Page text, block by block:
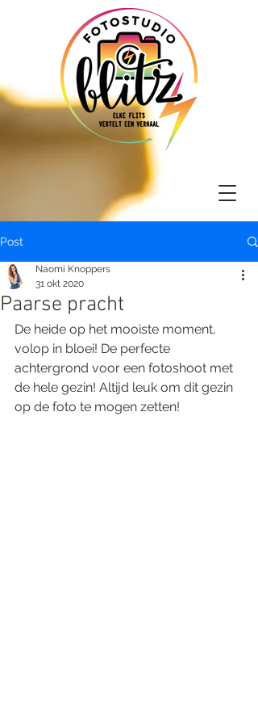
Post
Paarse pracht
Naomi Knoppers
31 okt 2020
De heide op het mooiste moment,
volop in bloei! De perfecte
achtergrond voor een fotoshoot met
de hele gezin! Altijd leuk om dit gezin
op de foto te mogen zetten!